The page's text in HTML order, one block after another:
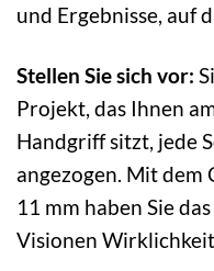
und Ergebnisse, auf
Stellen Sie sich vor:
Projekt, das Ihnen
Handgriff sitzt, jede
angezogen. Mit dem
11 mm haben Sie
Visionen